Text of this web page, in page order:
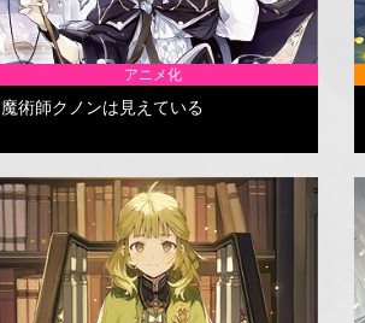
アニメ化
魔術師クノンは見えている